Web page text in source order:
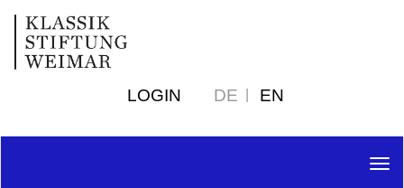
LOGIN DE EN